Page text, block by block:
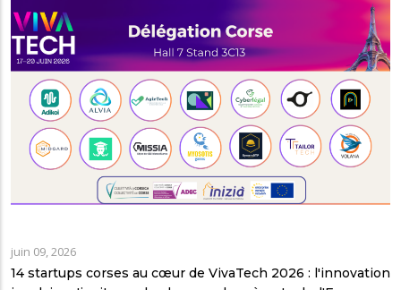
juin 09, 2026
14 startups corses au cœur de VivaTech 2026 : l'innovation